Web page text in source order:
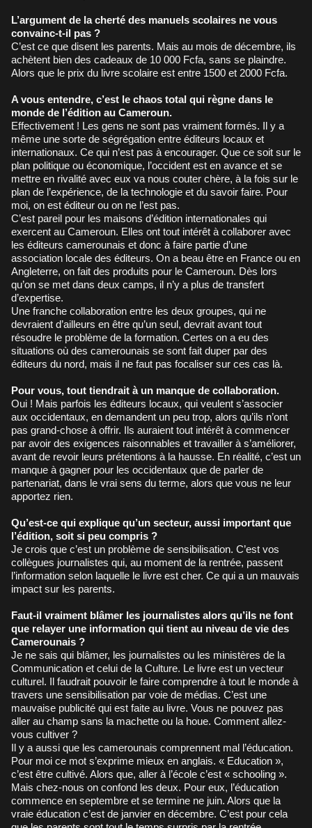
L’argument de la cherté des manuels scolaires ne vous
convainc-t-il pas ?
C’est ce que disent les parents. Mais au mois de décembre, ils
achètent bien des cadeaux de 10 000 Fcfa, sans se plaindre.
Alors que le prix du livre scolaire est entre 1500 et 2000 Fcfa.
A vous entendre, c’est le chaos total qui règne dans le
monde de l’édition au Cameroun.
Effectivement ! Les gens ne sont pas vraiment formés. Il y a
même une sorte de ségrégation entre éditeurs locaux et
internationaux. Ce qui n’est pas à encourager. Que ce soit sur le
plan politique ou économique, l’occident est en avance et se
mettre en rivalité avec eux va nous couter chère, à la fois sur le
plan de l’expérience, de la technologie et du savoir faire. Pour
moi, on est éditeur ou on ne l’est pas.
C’est pareil pour les maisons d’édition internationales qui
exercent au Cameroun. Elles ont tout intérêt à collaborer avec
les éditeurs camerounais et donc à faire partie d’une
association locale des éditeurs. On a beau être en France ou en
Angleterre, on fait des produits pour le Cameroun. Dès lors
qu’on se met dans deux camps, il n’y a plus de transfert
d’expertise.
Une franche collaboration entre les deux groupes, qui ne
devraient d’ailleurs en être qu’un seul, devrait avant tout
résoudre le problème de la formation. Certes on a eu des
situations où des camerounais se sont fait duper par des
éditeurs du nord, mais il ne faut pas focaliser sur ces cas là.
Pour vous, tout tiendrait à un manque de collaboration.
Oui ! Mais parfois les éditeurs locaux, qui veulent s’associer
aux occidentaux, en demandent un peu trop, alors qu’ils n’ont
pas grand-chose à offrir. Ils auraient tout intérêt à commencer
par avoir des exigences raisonnables et travailler à s’améliorer,
avant de revoir leurs prétentions à la hausse. En réalité, c’est un
manque à gagner pour les occidentaux que de parler de
partenariat, dans le vrai sens du terme, alors que vous ne leur
apportez rien.
Qu’est-ce qui explique qu’un secteur, aussi important que
l’édition, soit si peu compris ?
Je crois que c’est un problème de sensibilisation. C’est vos
collègues journalistes qui, au moment de la rentrée, passent
l’information selon laquelle le livre est cher. Ce qui a un mauvais
impact sur les parents.
Faut-il vraiment blâmer les journalistes alors qu’ils ne font
que relayer une information qui tient au niveau de vie des
Camerounais ?
Je ne sais qui blâmer, les journalistes ou les ministères de la
Communication et celui de la Culture. Le livre est un vecteur
culturel. Il faudrait pouvoir le faire comprendre à tout le monde à
travers une sensibilisation par voie de médias. C’est une
mauvaise publicité qui est faite au livre. Vous ne pouvez pas
aller au champ sans la machette ou la houe. Comment allez-
vous cultiver ?
Il y a aussi que les camerounais comprennent mal l’éducation.
Pour moi ce mot s’exprime mieux en anglais. « Education »,
c’est être cultivé. Alors que, aller à l’école c’est « schooling ».
Mais chez-nous on confond les deux. Pour eux, l’éducation
commence en septembre et se termine ne juin. Alors que la
vraie éducation c’est de janvier en décembre. C’est pour cela